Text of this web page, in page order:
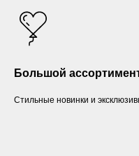
Большой
Стильные новинки и